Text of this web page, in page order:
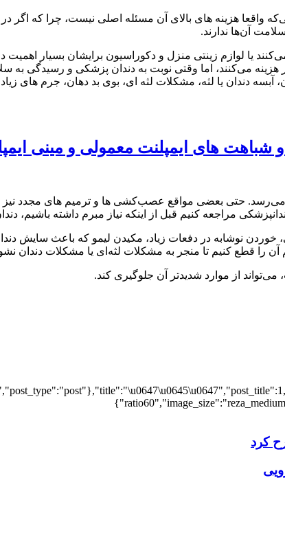
واقعا هزینه های بالای آن مسئله اصلی نیست، چرا که اگر
آن‌ها ندارند.
یا لوازم زینتی منزل و دکوراسیون برایشان بسیار
می‌کنند، اما وقتی نوبت به دندان پزشکی و رسیدگی به
آبسه دندان یا لثه، مشکلات لثه ای، بوی بد دهان، جرم
شباهت های ایمپلنت معمولی و مینی
حتی بعضی مواقع عصب‌کشی‌ ها و ترمیم های مجدد نیز
مراجعه کنیم قبل از اینکه نیاز مبرم داشته
خوردن نوشابه در دفعات زیاد، مکیدن لیمو که باعث
آن ‌را قطع کنیم تا منجر به مشکلات لثه‌ای یا مشکلات دندان
از موارد شدیدتر آن جلوگیری کند.
کرد